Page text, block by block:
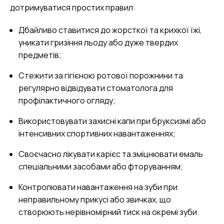
дотримуватися простих правил:
Дбайливо ставитися до жорсткої та крихкої їжі,
уникати гризіння льоду або дуже твердих
предметів;
Стежити за гігієною ротової порожнини та
регулярно відвідувати стоматолога для
профілактичного огляду;
Використовувати захисні капи при бруксизмі або
інтенсивних спортивних навантаженнях;
Своєчасно лікувати карієс та зміцнювати емаль
спеціальними засобами або фторуванням;
Контролювати навантаження на зуби при
неправильному прикусі або звичках, що
створюють нерівномірний тиск на окремі зуби.